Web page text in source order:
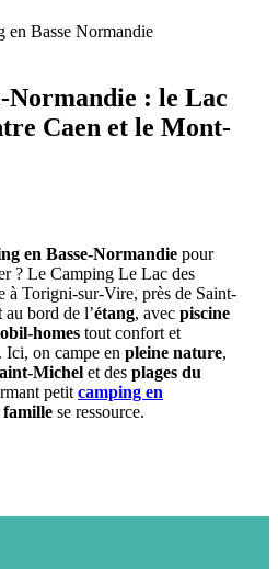
en Basse Normandie
Normandie : le Lac
Caen et le Mont-
en Basse-Normandie pour
? Le Camping Le Lac des
à Torigni-sur-Vire, près de Saint-
au bord de l’étang, avec piscine
homes tout confort et
Ici, on campe en pleine nature,
Michel et des plages du
petit camping en
famille se ressource.